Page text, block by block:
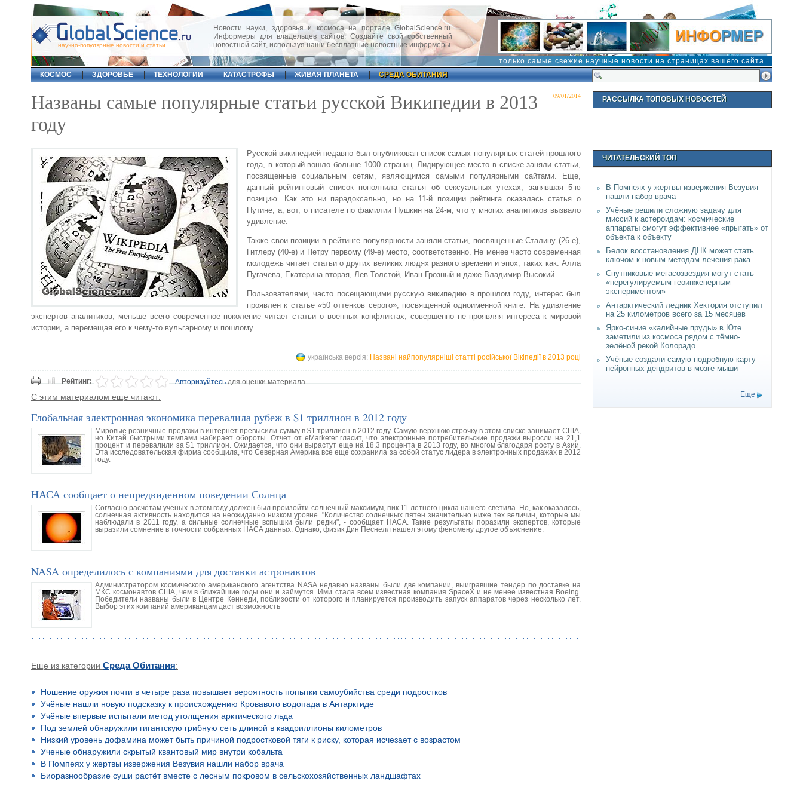
научно-популярные новости и статьи
Новости науки, здоровья и космоса на портале GlobalScience.ru.
Информеры для владельцев сайтов. Создайте свой собственный
новостной сайт, используя наши бесплатные новостные информеры.
только самые свежие научные новости на страницах вашего сайта
КОСМОС
ЗДОРОВЬЕ ТЕХНОЛОГИИ КАТАСТРОФЫ ЖИВАЯ ПЛАНЕТА СРЕДА ОБИТАНИЯ
09/01/2014
Названы самые популярные статьи русской Википедии в 2013
году
Русской википедией недавно был опубликован список самых популярных статей прошлого
года, в который вошло больше 1000 страниц. Лидирующее место в списке заняли статьи,
посвященные социальным сетям, являющимся самыми популярными сайтами. Еще,
данный рейтинговый список пополнила статья об сексуальных утехах, занявшая 5-ю
позицию. Как это ни парадоксально, но на 11-й позиции рейтинга оказалась статья о
Путине, а, вот, о писателе по фамилии Пушкин на 24-м, что у многих аналитиков вызвало
удивление.
Также свои позиции в рейтинге популярности заняли статьи, посвященные Сталину (26-е),
Гитлеру (40-е) и Петру первому (49-е) место, соответственно. Не менее часто современная
молодежь читает статьи о других великих людях разного времени и эпох, таких как: Алла
Пугачева, Екатерина вторая, Лев Толстой, Иван Грозный и даже Владимир Высокий.
Пользователями, часто посещающими русскую википедию в прошлом году, интерес был
проявлен к статье «50 оттенков серого», посвященной одноименной книге. На удивление
экспертов аналитиков, меньше всего современное поколение читает статьи о военных конфликтах, совершенно не проявляя интереса к мировой
истории, а перемещая его к чему-то вульгарному и пошлому.
українська версія: Названі найпопулярніші статті російської Вікіпедії в 2013 році
Рейтинг: Авторизуйтесьдля оценки материала
С этим материалом еще читают:
Глобальная электронная экономика перевалила рубеж в $1 триллион в 2012 году
Мировые розничные продажи в интернет превысили сумму в $1 триллион в 2012 году. Самую верхнюю строчку в этом списке занимает США,
но Китай быстрыми темпами набирает обороты. Отчет от eMarketer гласит, что электронные потребительские продажи выросли на 21,1
процент и перевалили за $1 триллион. Ожидается, что они вырастут еще на 18,3 процента в 2013 году, во многом благодаря росту в Азии.
Эта исследовательская фирма сообщила, что Северная Америка все еще сохранила за собой статус лидера в электронных продажах в 2012
году.
НАСА сообщает о непредвиденном поведении Солнца
Согласно расчётам учёных в этом году должен был произойти солнечный максимум, пик 11-летнего цикла нашего светила. Но, как оказалось,
солнечная активность находится на неожиданно низком уровне. "Количество солнечных пятен значительно ниже тех величин, которые мы
наблюдали в 2011 году, а сильные солнечные вспышки были редки", - сообщает НАСА. Такие результаты поразили экспертов, которые
выразили сомнение в точности собранных НАСА данных. Однако, физик Дин Песнелл нашел этому феномену другое объяснение.
NASA определилось с компаниями для доставки астронавтов
Администратором космического американского агентства NASA недавно названы были две компании, выигравшие тендер по доставке на
МКС космонавтов США, чем в ближайшие годы они и займутся. Ими стала всем известная компания SpaceX и не менее известная Boeing.
Победители названы были в Центре Кеннеди, поблизости от которого и планируется производить запуск аппаратов через несколько лет.
Выбор этих компаний американцам даст возможность
Еще из категории Среда Обитания:
Ношение оружия почти в четыре раза повышает вероятность попытки самоубийства среди подростков
Учёные нашли новую подсказку к происхождению Кровавого водопада в Антарктиде
Учёные впервые испытали метод утолщения арктического льда
Под землей обнаружили гигантскую грибную сеть длиной в квадриллионы километров
Низкий уровень дофамина может быть причиной подростковой тяги к риску, которая исчезает с возрастом
Ученые обнаружили скрытый квантовый мир внутри кобальта
В Помпеях у жертвы извержения Везувия нашли набор врача
Биоразнообразие суши растёт вместе с лесным покровом в сельскохозяйственных ландшафтах
РАССЫЛКА ТОПОВЫХ НОВОСТЕЙ
ЧИТАТЕЛЬСКИЙ ТОП
В Помпеях у жертвы извержения Везувия
нашли набор врача
Учёные решили сложную задачу для
миссий к астероидам: космические
аппараты смогут эффективнее «прыгать» от
объекта к объекту
Белок восстановления ДНК может стать
ключом к новым методам лечения рака
Спутниковые мегасозвездия могут стать
«нерегулируемым геоинженерным
экспериментом»
Антарктический ледник Хектория отступил
на 25 километров всего за 15 месяцев
Ярко-синие «калийные пруды» в Юте
заметили из космоса рядом с тёмно-
зелёной рекой Колорадо
Учёные создали самую подробную карту
нейронных дендритов в мозге мыши
Еще